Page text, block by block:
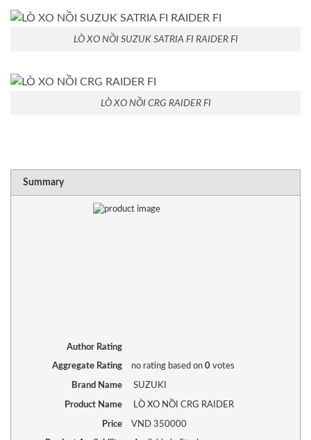
LÒ XO NỒI SUZUK SATRIA FI RAIDER FI
LÒ XO NỒI CRG RAIDER FI
Summary
RATING 1 star
2
3
4
5
Author Rating
Aggregate Rating no ratingbased on 0votes
Brand Name SUZUKI
Product Name LÒ XO NỒI CRG RAIDER
Price VND350000